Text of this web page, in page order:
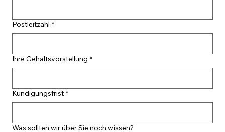
Postleitzahl *
Ihre Gehaltsvorstellung *
Kündigungsfrist *
Was sollten wir über Sie noch wissen?